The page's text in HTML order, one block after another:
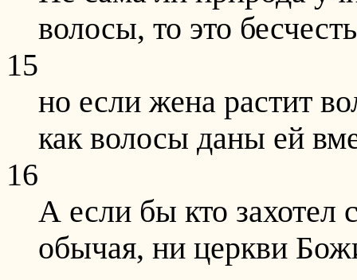
волосы, то это
15
но если жена растит
как волосы даны ей
16
А если бы кто захотел
обычая, ни церкви